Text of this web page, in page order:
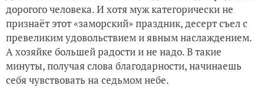
дорогого человека. И хотя муж категорически не
признаёт этот «заморский» праздник, десерт съел с
превеликим удовольствием и явным наслаждением.
А хозяйке большей радости и не надо. В такие
минуты, получая слова благодарности, начинаешь
себя чувствовать на седьмом небе.